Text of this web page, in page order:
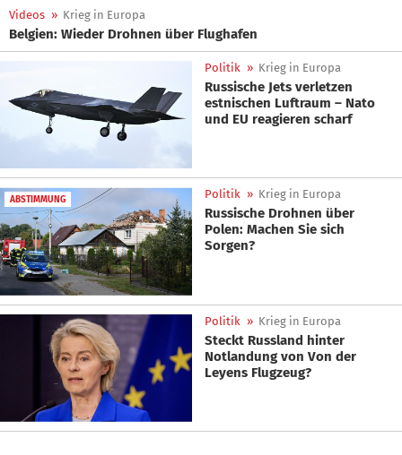
Videos » Krieg in Europa
Belgien: Wieder Drohnen über Flughafen
Politik » Krieg in Europa
Russische Jets verletzen
estnischen Luftraum – Nato
und EU reagieren scharf
ABSTIMMUNG Politik » Krieg in Europa
Russische Drohnen über
Polen: Machen Sie sich
Sorgen?
Politik » Krieg in Europa
Steckt Russland hinter
Notlandung von Von der
Leyens Flugzeug?